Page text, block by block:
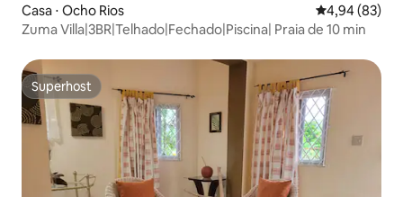
Casa ⋅ Ocho Rios 4,94 de uma
4,94 (83)
Zuma Villa|3BR|Telhado|Fechado|Piscina| Praia de 10 min
Superhost
Superhost